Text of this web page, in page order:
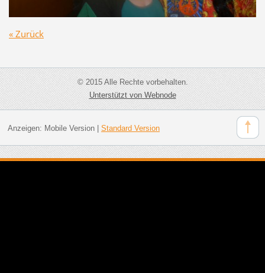
« Zurück
© 2015 Alle Rechte vorbehalten.
Unterstützt von Webnode
Anzeigen: Mobile Version| Standard Version